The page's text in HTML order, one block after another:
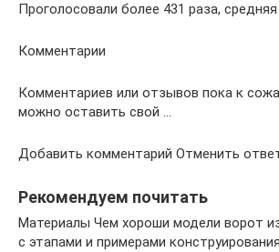
Проголосовали более 431 раза,
Комментарии
Комментариев или отзывов пока к
можно оставить свой …
Добавить комментарий Отменить
Рекомендуем почитать
Материалы Чем хороши модели ворот
с этапами и примерами